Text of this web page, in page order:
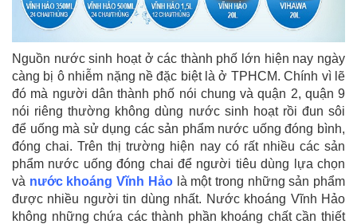
Nguồn nước sinh hoạt ở các thành phố lớn hiện nay ngày
càng bị ô nhiễm nặng nề đặc biệt là ở TPHCM. Chính vì lẽ
đó mà người dân thành phố nói chung và quận 2, quận 9
nói riêng thường không dùng nước sinh hoạt rồi đun sôi
để uống mà sử dụng các sản phẩm nước uống đóng bình,
đóng chai. Trên thị trường hiện nay có rất nhiều các sản
phẩm nước uống đóng chai để người tiêu dùng lựa chọn
và nước khoáng Vĩnh Hảolà một trong những sản phẩm
được nhiều người tin dùng nhất. Nước khoáng Vĩnh Hảo
không những chứa các thành phần khoáng chất cần thiết